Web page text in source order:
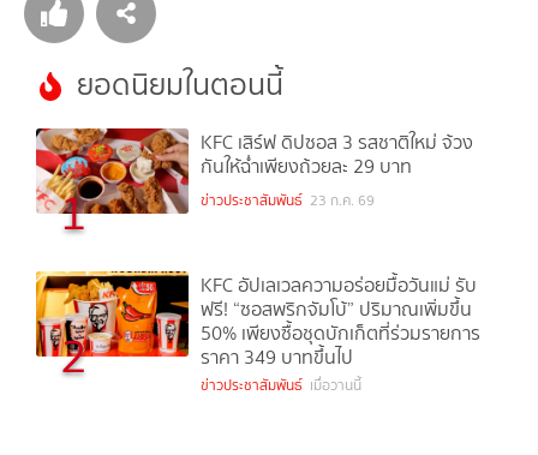
ยอดนิยมในตอนนี้
1
KFC เสิร์ฟ ดิปซอส 3 รสชาติใหม่ จ้วง
กันให้ฉ่ำเพียงถ้วยละ 29 บาท
ข่าวประชาสัมพันธ์ 23 ก.ค. 69
2
KFC อัปเลเวลความอร่อยมื้อวันแม่ รับ
ฟรี! “ซอสพริกจัมโบ้” ปริมาณเพิ่มขึ้น
50% เพียงซื้อชุดบักเก็ตที่ร่วมรายการ
ราคา 349 บาทขึ้นไป
ข่าวประชาสัมพันธ์ เมื่อวานนี้